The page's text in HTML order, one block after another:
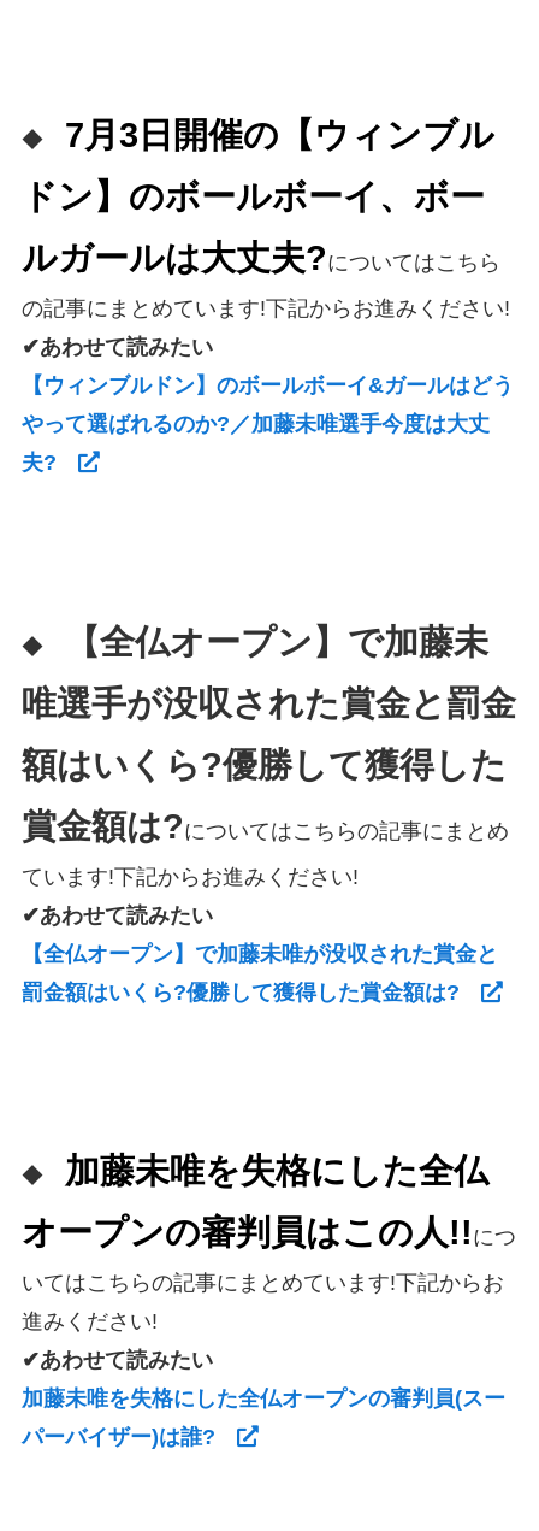
◆ 7月3日開催の 【ウィンブル
ドン】のボールボーイ、ボー
ルガールは大丈夫?についてはこちら
の記事にまとめています!下記からお進みください!
✔あわせて読みたい
【ウィンブルドン】のボールボーイ&ガールはどう
やって選ばれるのか?／加藤未唯選手今度は大丈
夫?
◆
【全仏オープン】で加藤未
唯選手が没収された賞金と罰金
額はいくら?優勝して獲得した
賞金額は?についてはこちらの記事にまとめ
ています!下記からお進みください!
✔あわせて読みたい
【全仏オープン】で加藤未唯が没収された賞金と
罰金額はいくら?優勝して獲得した賞金額は?
◆ 加藤未唯を失格にした全仏
オープンの審判員はこの人!! につ
いてはこちらの記事にまとめています!下記からお
進みください!
✔あわせて読みたい
加藤未唯を失格にした全仏オープンの審判員(スー
パーバイザー)は誰?